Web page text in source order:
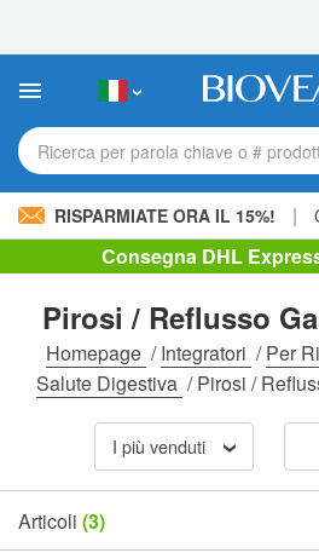
sito
include
sistemaRicerca per parola chiave o #
RISPARMIATE ORA IL 15%! |
Consegna DHL
Pirosi / Reflusso
Homepage /Integratori /Per
Salute Digestiva /Pirosi /
I più venduti
Articoli (3)